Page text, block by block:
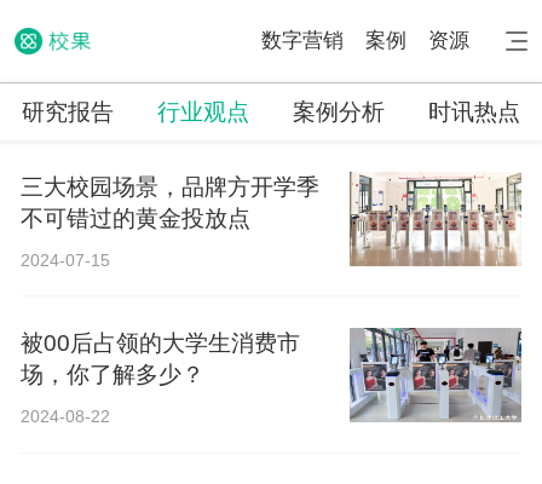
数字营销 案例 资源
研究报告 行业观点 案例分析 时讯热点
三大校园场景，品牌方开学季
不可错过的黄金投放点
2024-07-15
被00后占领的大学生消费市
场，你了解多少？
2024-08-22